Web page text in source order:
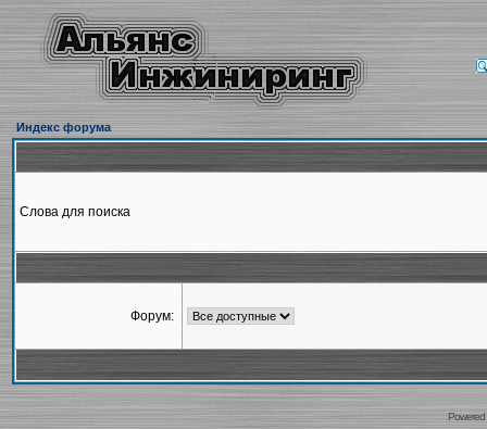
Индекс форума
Слова для поиска
Форум: